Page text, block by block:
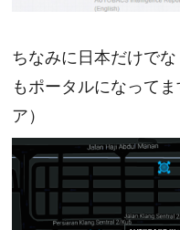
ちなみに日本だけで
もポータルになって
ア）